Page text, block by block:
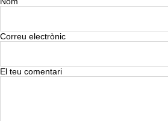
Correu electrònic
El teu comentari